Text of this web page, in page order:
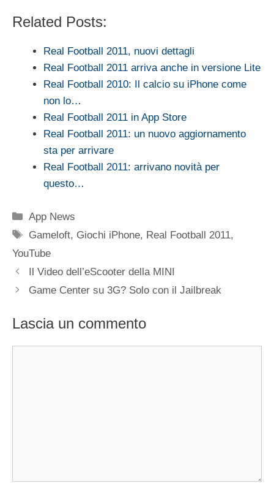
Related Posts:
Real Football 2011, nuovi dettagli
Real Football 2011 arriva anche in versione Lite
Real Football 2010: Il calcio su iPhone come
non lo…
Real Football 2011 in App Store
Real Football 2011: un nuovo aggiornamento
sta per arrivare
Real Football 2011: arrivano novità per
questo…
Categorie
App News
Tag
Gameloft, Giochi iPhone, Real Football 2011,
YouTube
Il Video dell’eScooter della MINI
Game Center su 3G? Solo con il Jailbreak
Lascia un commento